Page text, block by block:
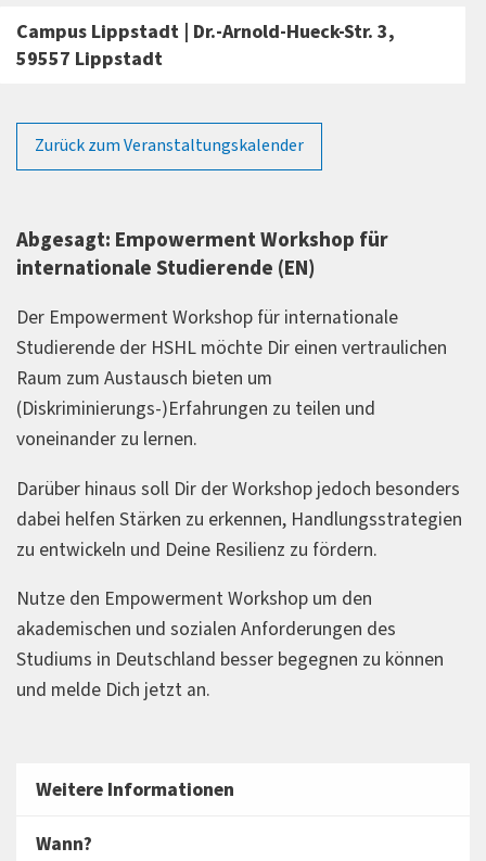
Campus Lippstadt | Dr.-Arnold-Hueck-Str. 3,
59557 Lippstadt
Zurück zum Veranstaltungskalender
Abgesagt: Empowerment Workshop für
internationale Studierende (EN)
Der Empowerment Workshop für internationale
Studierende der HSHL möchte Dir einen vertraulichen
Raum zum Austausch bieten um
(Diskriminierungs-)Erfahrungen zu teilen und
voneinander zu lernen.
Darüber hinaus soll Dir der Workshop jedoch besonders
dabei helfen Stärken zu erkennen, Handlungsstrategien
zu entwickeln und Deine Resilienz zu fördern.
Nutze den Empowerment Workshop um den
akademischen und sozialen Anforderungen des
Studiums in Deutschland besser begegnen zu können
und melde Dich jetzt an.
Weitere Informationen
Wann?